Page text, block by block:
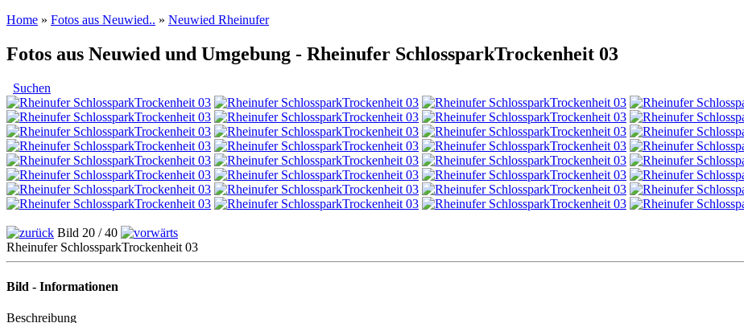
Home » Fotos aus Neuwied.. » Neuwied Rheinufer
Fotos aus Neuwied und Umgebung - Rheinufer SchlossparkTrockenheit 03
Suchen
Bild 20 / 40
Rheinufer SchlossparkTrockenheit 03
Bild - Informationen
Beschreibung